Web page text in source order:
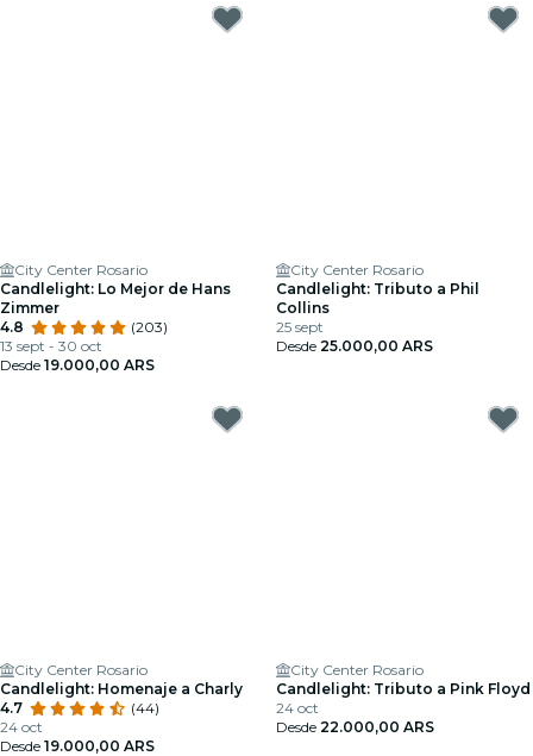
City Center Rosario
Candlelight: Lo Mejor de Hans
Zimmer
4.8
(203)
13 sept - 30 oct
Desde 19.000,00 ARS
City Center Rosario
Candlelight: Tributo a Phil
Collins
25 sept
Desde 25.000,00 ARS
City Center Rosario
Candlelight: Homenaje a Charly
4.7
(44)
24 oct
Desde 19.000,00 ARS
City Center Rosario
Candlelight: Tributo a Pink Floyd
24 oct
Desde 22.000,00 ARS